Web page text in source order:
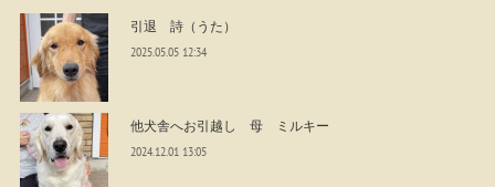
引退 詩（うた）
2025.05.05 12:34
他犬舎へお引越し 母 ミルキー
2024.12.01 13:05